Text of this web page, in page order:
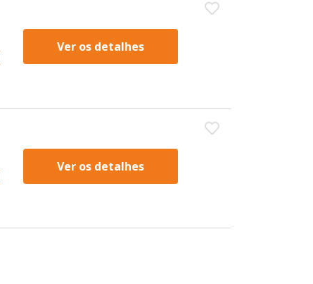
Ver os detalhes
Ver os detalhes